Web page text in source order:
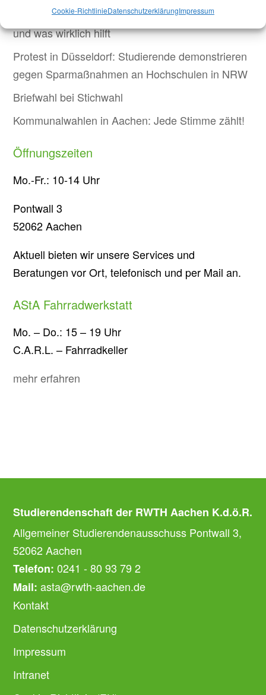
Cookie-RichtlinieDatenschutzerklärungImpressum
Warum Einsamkeit im Studium kein Versagen ist –
und was wirklich hilft
Protest in Düsseldorf: Studierende demonstrieren
gegen Sparmaßnahmen an Hochschulen in NRW
Briefwahl bei Stichwahl
Kommunalwahlen in Aachen: Jede Stimme zählt!
Öffnungszeiten
Mo.-Fr.: 10-14 Uhr
Pontwall 3
52062 Aachen
Aktuell bieten wir unsere Services und
Beratungen vor Ort, telefonisch und per Mail an.
AStA Fahrradwerkstatt
Mo. – Do.: 15 – 19 Uhr
C.A.R.L. – Fahrradkeller
mehr erfahren
Studierendenschaft der RWTH Aachen K.d.ö.R.
Allgemeiner Studierendenausschuss Pontwall 3,
52062 Aachen
Telefon: 0241 - 80 93 79 2
Mail: asta@rwth-aachen.de
Kontakt
Datenschutzerklärung
Impressum
Intranet